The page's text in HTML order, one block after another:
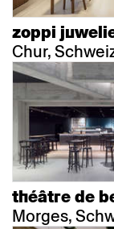
zoppi
Chur,
théâtre de
Morges,